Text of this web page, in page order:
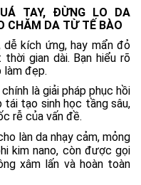
TAY, ĐỪNG LO DA
CHĂM DA TỪ TẾ BÀO
dễ kích ứng, hay mẩn đỏ
gian dài. Bạn hiểu rõ
làm đẹp.
là giải pháp phục hồi
tái tạo sinh học tầng sâu,
rễ của vấn đề.
làn da nhạy cảm, mỏng
kim nano, còn được gọi
xâm lấn và hoàn toàn